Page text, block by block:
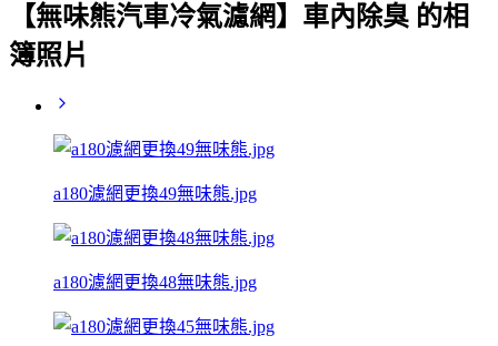
【無味熊汽車冷氣濾網】車內除臭 的相
簿照片
a180濾網更換49無味熊.jpg
a180濾網更換48無味熊.jpg